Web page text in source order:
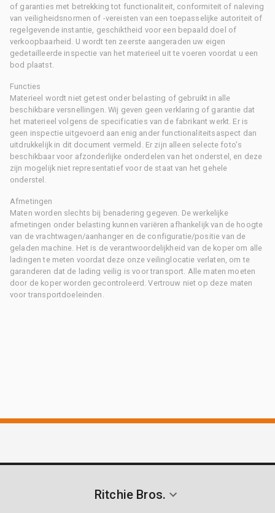
of garanties met betrekking tot functionaliteit, conformiteit of naleving
van veiligheidsnormen of -vereisten van een toepasselijke autoriteit of
regelgevende instantie, geschiktheid voor een bepaald doel of
verkoopbaarheid. U wordt ten zeerste aangeraden uw eigen
gedetailleerde inspectie van het materieel uit te voeren voordat u een
bod plaatst.
Functies
Materieel wordt niet getest onder belasting of gebruikt in alle
beschikbare versnellingen. Wij geven geen verklaring of garantie dat
het materieel volgens de specificaties van de fabrikant werkt. Er is
geen inspectie uitgevoerd aan enig ander functionaliteitsaspect dan
uitdrukkelijk in dit document vermeld. Er zijn alleen selecte foto's
beschikbaar voor afzonderlijke onderdelen van het onderstel, en deze
zijn mogelijk niet representatief voor de staat van het gehele
onderstel.
Afmetingen
Maten worden slechts bij benadering gegeven. De werkelijke
afmetingen onder belasting kunnen variëren afhankelijk van de hoogte
van de vrachtwagen/aanhanger en de configuratie/positie van de
geladen machine. Het is de verantwoordelijkheid van de koper om alle
ladingen te meten voordat deze onze veilinglocatie verlaten, om te
garanderen dat de lading veilig is voor transport. Alle maten moeten
door de koper worden gecontroleerd. Vertrouw niet op deze maten
voor transportdoeleinden.
Ritchie Bros.